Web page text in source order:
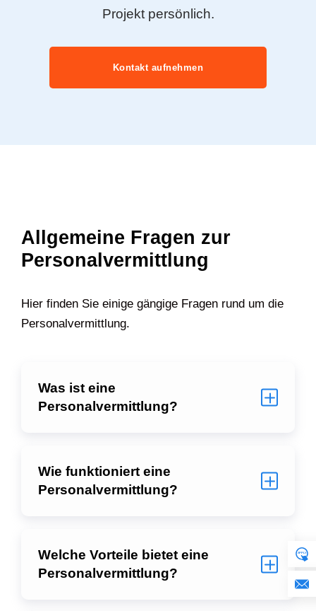
Projekt persönlich.
Kontakt aufnehmen
Allgemeine Fragen zur
Personalvermittlung
Hier finden Sie einige gängige Fragen rund um die
Personalvermittlung.
Was ist eine
Personalvermittlung?
Wie funktioniert eine
Personalvermittlung?
Welche Vorteile bietet eine
Personalvermittlung?